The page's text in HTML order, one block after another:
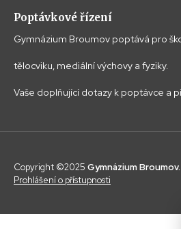
Poptávkové řízení
Gymnázium Broumov poptává pro
tělocviku, mediální výchovy a fyziky.
Vaše doplňující dotazy k poptávce a
Copyright ©2025 Gymnázium Broumov.
Prohlášení o přístupnosti